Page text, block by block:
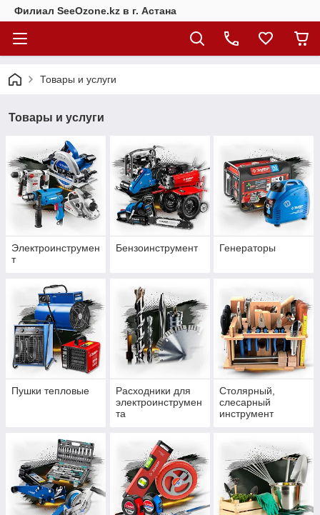
Филиал SeeOzone.kz в г. Астана
Товары и услуги
Товары и услуги
Электроинструмен
т
Бензоинструмент Генераторы
Пушки тепловые
Расходники для
электроинструмен
та
Столярный,
слесарный
инструмент